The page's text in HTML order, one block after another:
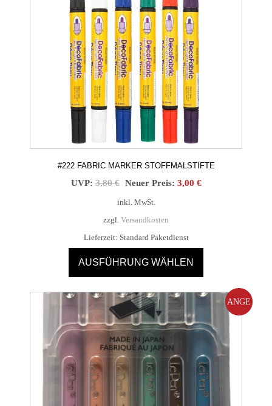
#222 FABRIC MARKER STOFFMALSTIFTE
UVP: 3,80€ Ursprünglicher
3,80 €
Neuer Preis: 3,00 €Aktueller
inkl. MwSt.
zzgl. Versandkosten
Lieferzeit: Standard Paketdienst
AUSFÜHRUNG WÄHLEN
Produkt
weist
mehrere
Varianten
auf.
Die
Optionen
können
ANGE
BOT!